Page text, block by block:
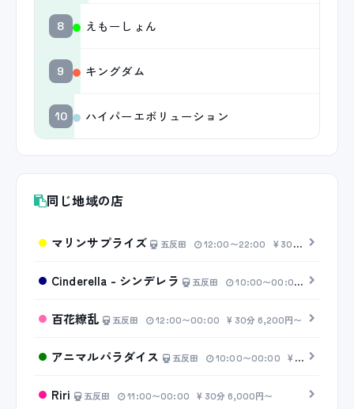
8 えもーしょん
9 キングダム
10 ハイパーエボリューション
同じ地域の店
マリンサプライズ 五反田 12:00〜22:00 30分 6,200円〜
Cinderella - シンデレラ 五反田 10:00〜00:00 30分
百花繚乱 五反田 12:00〜00:00 30分 6,200円〜
アニマルパラダイス 五反田 10:00〜00:00 30分 6,200円〜
Riri 五反田 11:00〜00:00 30分 6,000円〜